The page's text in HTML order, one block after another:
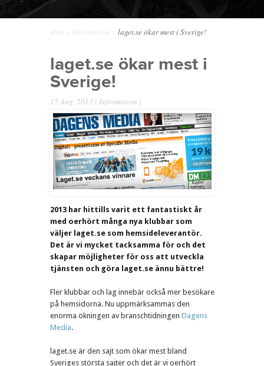
Hem Information laget.se ökar mest i Sverige!
laget.se ökar mest i
Sverige!
15 Aug, 2013 | Information |
2013 har hittills varit ett fantastiskt år
med oerhört många nya klubbar som
väljer laget.se som hemsideleverantör.
Det är vi mycket tacksamma för och det
skapar möjligheter för oss att utveckla
tjänsten och göra laget.se ännu bättre!
Fler klubbar och lag innebär också mer besökare
på hemsidorna. Nu uppmärksammas den
enorma ökningen av branschtidningen Dagens
Media.
laget.se är den sajt som ökar mest bland
Sveriges största sajter och det är vi oerhört